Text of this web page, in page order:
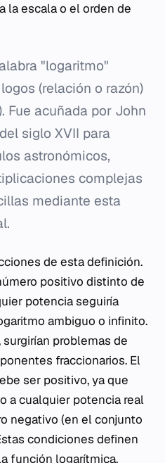
la escala o el orden de
"logaritmo"
logos (relación o razón)
Fue acuñada por John
siglo XVII para
astronómicos,
complejas
mediante esta
de esta definición.
positivo distinto de
potencia seguiría
ambiguo o infinito.
problemas de
fraccionarios. El
ser positivo, ya que
a cualquier potencia real
negativo (en el conjunto
condiciones definen
función logarítmica,